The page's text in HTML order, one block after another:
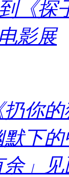
《探
影展
你
下
」